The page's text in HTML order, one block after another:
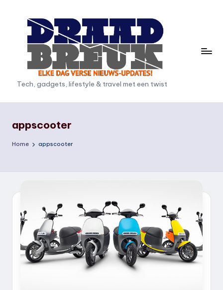
D
r
a
d
u
k
.
n
Tech, gadgets, lifestyle & travel met een twist
appscooter
Home appscooter